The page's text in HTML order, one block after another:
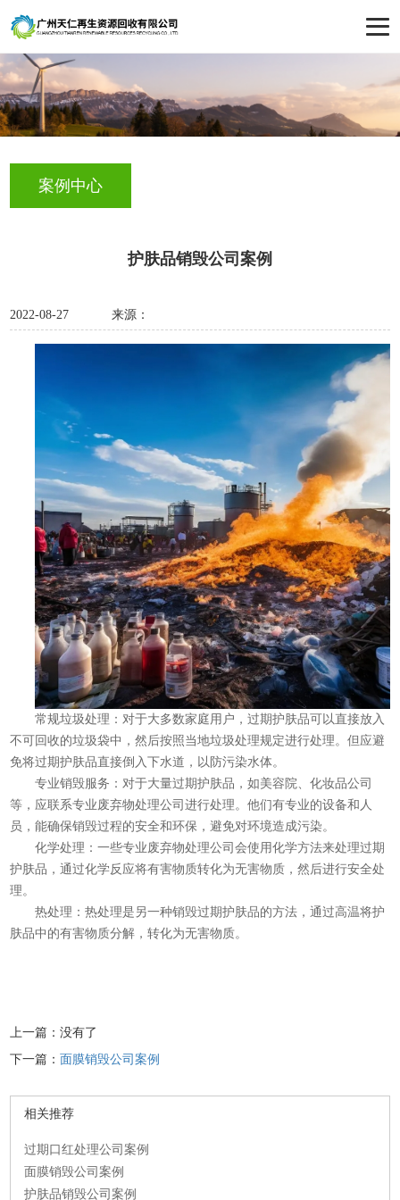
案例中心
护肤品销毁公司案例
2022-08-27 来源：
常规垃圾处理：对于大多数家庭用户，过期护肤品可以直接放入
不可回收的垃圾袋中，然后按照当地垃圾处理规定进行处理。但应避
免将过期护肤品直接倒入下水道，以防污染水体。
专业销毁服务：对于大量过期护肤品，如美容院、化妆品公司
等，应联系专业废弃物处理公司进行处理。他们有专业的设备和人
员，能确保销毁过程的安全和环保，避免对环境造成污染。
化学处理：一些专业废弃物处理公司会使用化学方法来处理过期
护肤品，通过化学反应将有害物质转化为无害物质，然后进行安全处
理。
热处理：热处理是另一种销毁过期护肤品的方法，通过高温将护
肤品中的有害物质分解，转化为无害物质。
上一篇：没有了
下一篇：面膜销毁公司案例
相关推荐
过期口红处理公司案例
面膜销毁公司案例
护肤品销毁公司案例